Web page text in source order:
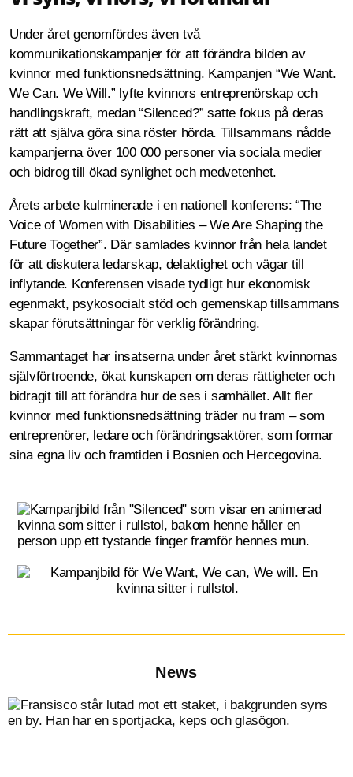
Under året genomfördes även två
kommunikationskampanjer för att förändra bilden av
kvinnor med funktionsnedsättning. Kampanjen “We Want.
We Can. We Will.” lyfte kvinnors entreprenörskap och
handlingskraft, medan “Silenced?” satte fokus på deras
rätt att själva göra sina röster hörda. Tillsammans nådde
kampanjerna över 100 000 personer via sociala medier
och bidrog till ökad synlighet och medvetenhet.
Årets arbete kulminerade i en nationell konferens: “The
Voice of Women with Disabilities – We Are Shaping the
Future Together”. Där samlades kvinnor från hela landet
för att diskutera ledarskap, delaktighet och vägar till
inflytande. Konferensen visade tydligt hur ekonomisk
egenmakt, psykosocialt stöd och gemenskap tillsammans
skapar förutsättningar för verklig förändring.
Sammantaget har insatserna under året stärkt kvinnornas
självförtroende, ökat kunskapen om deras rättigheter och
bidragit till att förändra hur de ses i samhället. Allt fler
kvinnor med funktionsnedsättning träder nu fram – som
entreprenörer, ledare och förändringsaktörer, som formar
sina egna liv och framtiden i Bosnien och Hercegovina.
News